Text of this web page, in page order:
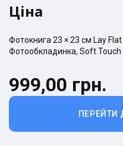
Ціна
Фотокнига 23 × 23 см Lay Flat
Фотообкладинка, Soft Touch
ПЕРЕЙТИ
999,00 грн.